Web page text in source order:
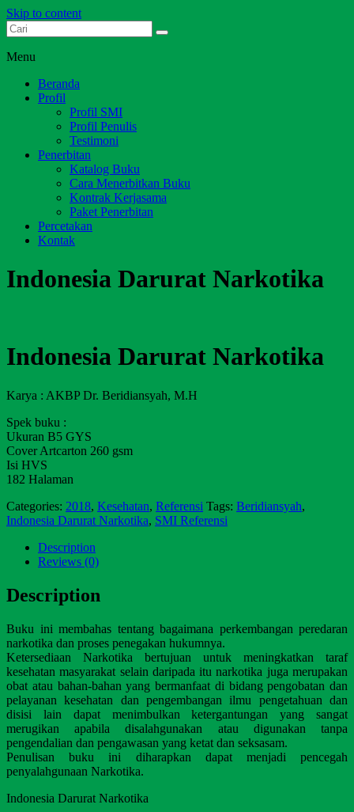
Skip to content
Dari Jambi untuk Indonesia
Menu
Beranda
Profil
Profil SMI
Profil Penulis
Testimoni
Penerbitan
Katalog Buku
Cara Menerbitkan Buku
Kontrak Kerjasama
Paket Penerbitan
Percetakan
Kontak
Indonesia Darurat Narkotika
Indonesia Darurat Narkotika
Karya : AKBP Dr. Beridiansyah, M.H
Spek buku :
Ukuran B5 GYS
Cover Artcarton 260 gsm
Isi HVS
182 Halaman
Categories: 2018, Kesehatan, Referensi Tags: Beridiansyah,
Indonesia Darurat Narkotika, SMI Referensi
Description
Reviews (0)
Description
Buku ini membahas tentang bagaimana perkembangan peredaran
narkotika dan proses penegakan hukumnya.
Ketersediaan Narkotika bertujuan untuk meningkatkan taraf
kesehatan masyarakat selain daripada itu narkotika juga merupakan
obat atau bahan-bahan yang bermanfaat di bidang pengobatan dan
pelayanan kesehatan dan pengembangan ilmu pengetahuan dan
disisi lain dapat menimbulkan ketergantungan yang sangat
merugikan apabila disalahgunakan atau digunakan tanpa
pengendalian dan pengawasan yang ketat dan seksasam.
Penulisan buku ini diharapkan dapat menjadi pencegah
penyalahgunaan Narkotika.
Indonesia Darurat Narkotika